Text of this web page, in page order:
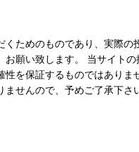
ためのものであり、実際の
お願い致します。 当サイトの
を保証するものではありま
せんので、予めご了承下さ